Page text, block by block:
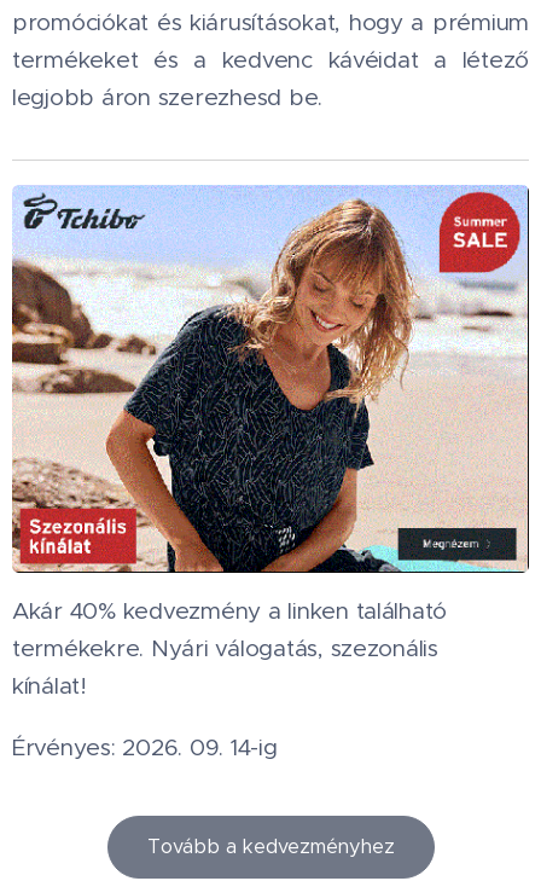
promóciókat és kiárusításokat, hogy a prémium
termékeket és a kedvenc kávéidat a létező
legjobb áron szerezhesd be.
Akár 40% kedvezmény a linken található
termékekre. Nyári válogatás, szezonális
kínálat!
Érvényes: 2026. 09. 14-ig
Tovább a kedvezményhez